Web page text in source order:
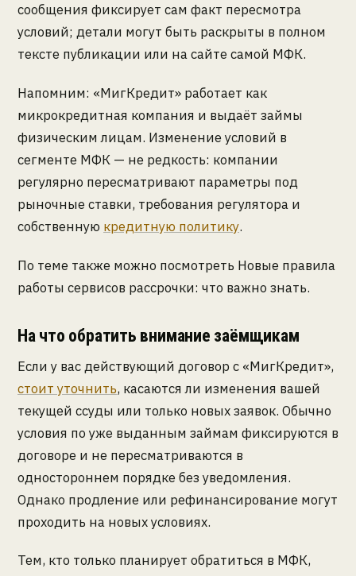
сообщения фиксирует сам факт пересмотра
условий; детали могут быть раскрыты в полном
тексте публикации или на сайте самой МФК.
Напомним: «МигКредит» работает как
микрокредитная компания и выдаёт займы
физическим лицам. Изменение условий в
сегменте МФК — не редкость: компании
регулярно пересматривают параметры под
рыночные ставки, требования регулятора и
собственную кредитную политику.
По теме также можно посмотреть Новые правила
работы сервисов рассрочки: что важно знать.
На что обратить внимание заёмщикам
Если у вас действующий договор с «МигКредит»,
стоит уточнить, касаются ли изменения вашей
текущей ссуды или только новых заявок. Обычно
условия по уже выданным займам фиксируются в
договоре и не пересматриваются в
одностороннем порядке без уведомления.
Однако продление или рефинансирование могут
проходить на новых условиях.
Тем, кто только планирует обратиться в МФК,